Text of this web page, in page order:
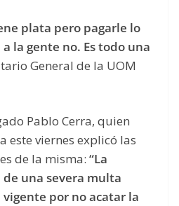
plata pero pagarle lo
la gente no. Es todo una
General de la UOM
Pablo Cerra, quien
este viernes explicó las
de la misma: “La
una severa multa
por no acatar la